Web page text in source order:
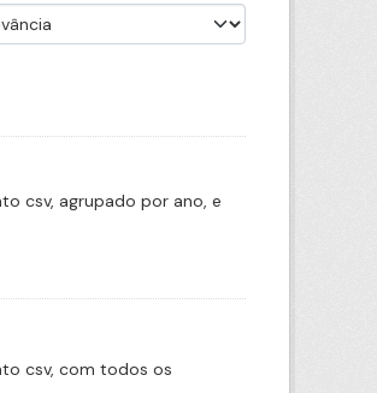
csv, agrupado por ano, e
csv, com todos os